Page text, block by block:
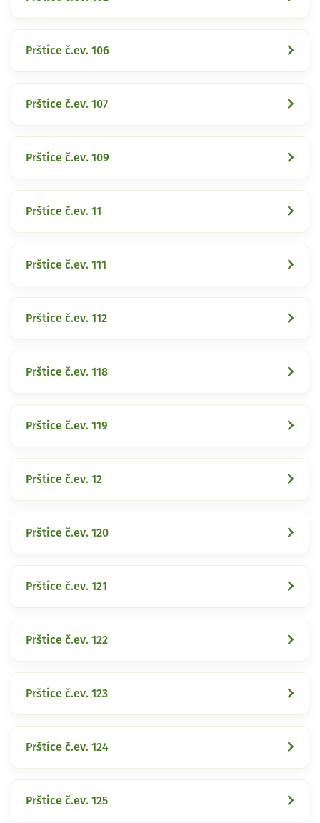
Prštice č.ev. 106
Prštice č.ev. 107
Prštice č.ev. 109
Prštice č.ev. 11
Prštice č.ev. 111
Prštice č.ev. 112
Prštice č.ev. 118
Prštice č.ev. 119
Prštice č.ev. 12
Prštice č.ev. 120
Prštice č.ev. 121
Prštice č.ev. 122
Prštice č.ev. 123
Prštice č.ev. 124
Prštice č.ev. 125